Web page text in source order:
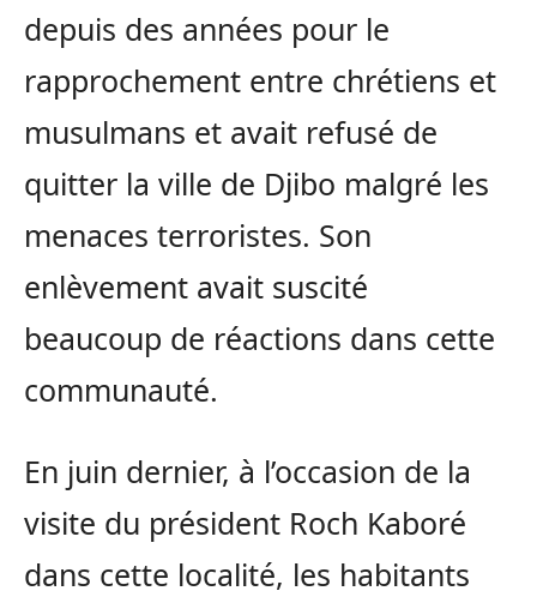
depuis des années pour le
rapprochement entre chrétiens et
musulmans et avait refusé de
quitter la ville de Djibo malgré les
menaces terroristes. Son
enlèvement avait suscité
beaucoup de réactions dans cette
communauté.
En juin dernier, à l’occasion de la
visite du président Roch Kaboré
dans cette localité, les habitants